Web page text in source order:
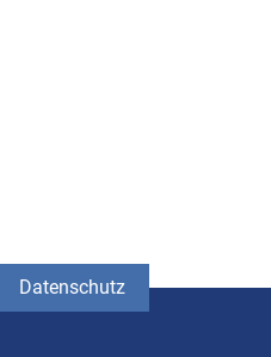
Datenschutz